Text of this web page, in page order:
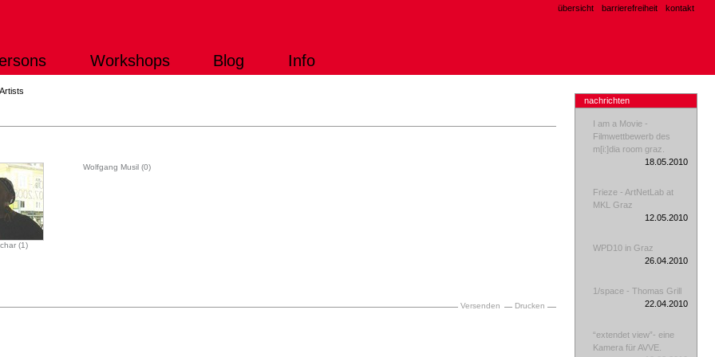
übersicht barrierefreiheit kontakt
Workshops Blog Info
Artists
(1)
Wolfgang Musil (0)
Versenden Drucken
nachrichten
I am a Movie -
Filmwettbewerb des
m[i:]dia room graz.
18.05.2010
Frieze - ArtNetLab at
MKL Graz
12.05.2010
WPD10 in Graz
26.04.2010
1/space - Thomas Grill
22.04.2010
“extendet view”- eine
Kamera für AVVE.